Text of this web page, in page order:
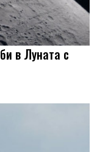
в Луната с